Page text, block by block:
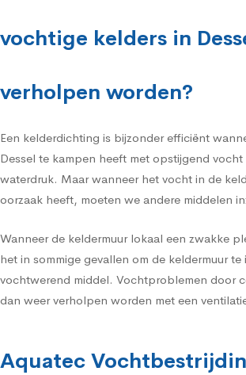
vochtige kelders in
verholpen worden?
Een kelderdichting is bijzonder efficiënt
Dessel te kampen heeft met opstijgend
waterdruk. Maar wanneer het vocht in de
oorzaak heeft, moeten we andere middelen
Wanneer de keldermuur lokaal een zwakke
het in sommige gevallen om de keldermuur te
vochtwerend middel. Vochtproblemen door
dan weer verholpen worden met een
Aquatec